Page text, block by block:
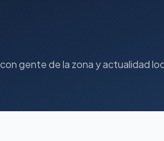
gente de la zona y actualidad